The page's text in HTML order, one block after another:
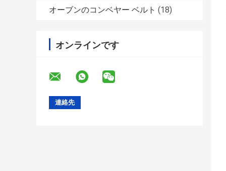
オーブンのコンベヤー ベルト (18)
オンラインです